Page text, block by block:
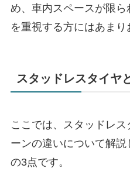
め、車内スペースが限
を重視する方にはあまり
スタッドレスタイヤ
ここでは、スタッドレ
ーンの違いについて解
の3点です。